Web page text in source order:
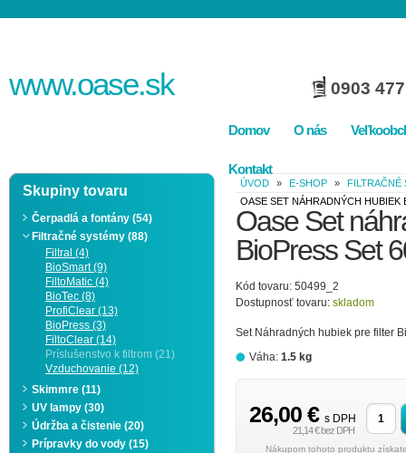
www.oase.sk 0903
Domov O nás
Kontakt
Skupiny tovaru
Čerpadlá a fontány (54)
Filtračné systémy (88)
Filtral (4)
BioSmart (9)
FiltoMatic (4)
BioTec (8)
ProfiClear (13)
BioPress (3)
FiltoClear (14)
Príslušenstvo k filtrom (21)
Vzduchovanie (12)
Skimmre (11)
UV lampy (30)
Údržba a čistenie (20)
Prípravky do vody (15)
ÚVOD » E-SHOP »
FILTRAČNÉ
OASE SET NÁHRADNÝCH HUBIEK
Oase Set
BioPress Set
Kód tovaru: 50499_2
Dostupnosť tovaru: skladom
Set Náhradných hubiek pre filter
Váha: 1.5 kg
26,00 € s DPH
21,14 € bez DPH